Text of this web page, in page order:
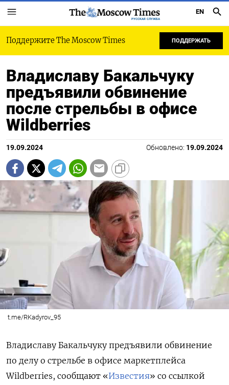
РУССКАЯ СЛУЖБА
EN
Поддержите The Moscow Times ПОДДЕРЖАТЬ
Владиславу Бакальчуку
предъявили обвинение
после стрельбы в офисе
Wildberries
19.09.2024 Обновлено: 19.09.2024
t.me/RKadyrov_95
Владиславу Бакальчуку предъявили обвинение
по делу о стрельбе в офисе маркетплейса
Wildberries, сообщают «Известия» со ссылкой